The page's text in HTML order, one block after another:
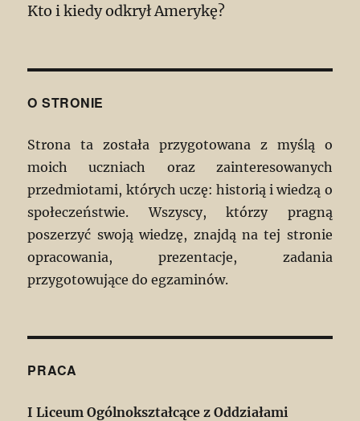
Kto i kiedy odkrył Amerykę?
O STRONIE
Strona ta została przygotowana z myślą o
moich uczniach oraz zainteresowanych
przedmiotami, których uczę: historią i wiedzą o
społeczeństwie. Wszyscy, którzy pragną
poszerzyć swoją wiedzę, znajdą na tej stronie
opracowania, prezentacje, zadania
przygotowujące do egzaminów.
PRACA
I Liceum Ogólnokształcące z Oddziałami